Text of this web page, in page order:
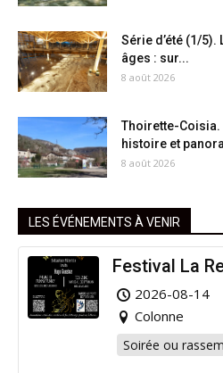
Série d’été (1/
âges : sur...
8 août 2026
Thoirette-Coisia.
histoire et
8 août 2026
LES ÉVÉNEMENTS À VENIR
Festival La
2026-08-14
Colonne
Soirée ou